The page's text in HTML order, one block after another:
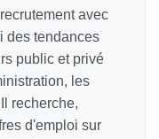
avec
des tendances
public et privé
les
recherche,
d'emploi sur